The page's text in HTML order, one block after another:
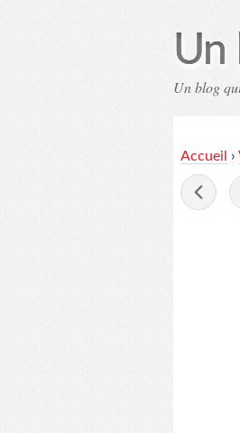
Un
Un blog
Accueil
›